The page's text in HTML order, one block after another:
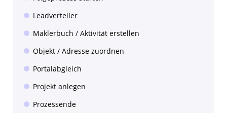
Leadverteiler
Maklerbuch / Aktivität erstellen
Objekt / Adresse zuordnen
Portalabgleich
Projekt anlegen
Prozessende